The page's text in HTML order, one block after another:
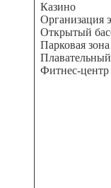
Казино
Организация
Открытый
Парковая
Фитнес-центр